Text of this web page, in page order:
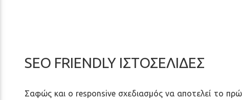
SEO FRIENDLY ΙΣΤΟΣΕΛΙΔΕΣ
Σαφώς και ο responsive σχεδιασμός να αποτελεί το